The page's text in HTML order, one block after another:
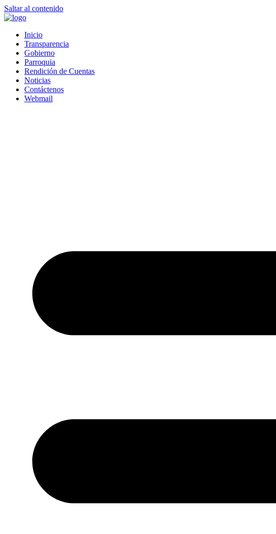
Saltar al contenido
Inicio
Transparencia
Gobierno
Parroquia
Rendición de Cuentas
Noticias
Contáctenos
Webmail